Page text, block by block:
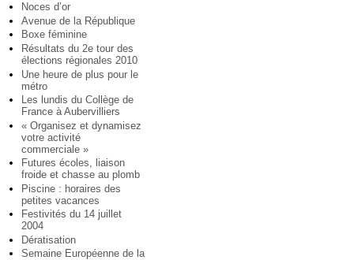
Noces d’or
Avenue de la République
Boxe féminine
Résultats du 2e tour des
élections régionales 2010
Une heure de plus pour le
métro
Les lundis du Collège de
France à Aubervilliers
« Organisez et dynamisez
votre activité
commerciale »
Futures écoles, liaison
froide et chasse au plomb
Piscine : horaires des
petites vacances
Festivités du 14 juillet
2004
Dératisation
Semaine Européenne de la